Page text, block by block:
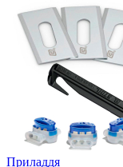
Приладдя